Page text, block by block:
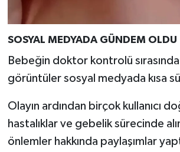
SOSYAL MEDYADA GÜNDEM OLDU
Bebeğin doktor kontrolü
görüntüler sosyal medyada kısa
Olayın ardından birçok kullanıcı
hastalıklar ve gebelik sürecinde
önlemler hakkında paylaşımlar